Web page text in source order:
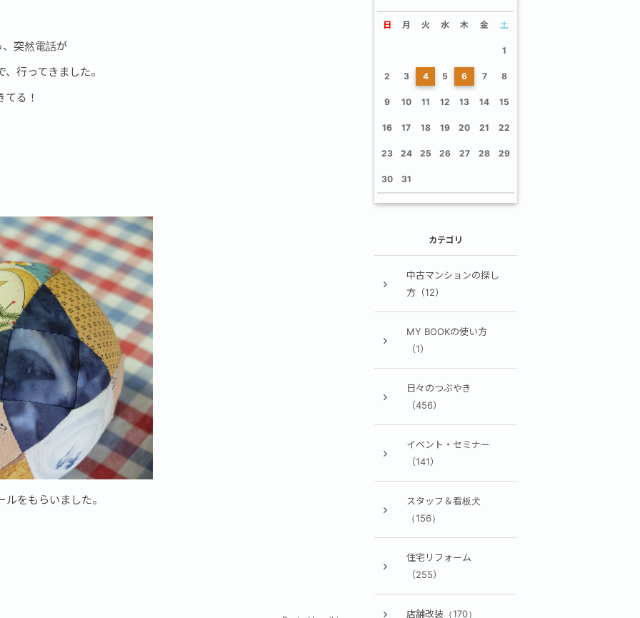
突然電話が
行ってきました。
る！
をもらいました。
日 月 火 水 木 金 土
1
2 3 4 5 6 7 8
9 10 11 12 13 14 15
16 17 18 19 20 21 22
23 24 25 26 27 28 29
30 31
カテゴリ
中古マンションの探し
方（12）
MY BOOKの使い方
（1）
日々のつぶやき
（456）
イベント・セミナー
（141）
スタッフ＆看板犬
（156）
住宅リフォーム
（255）
店舗改装（170）